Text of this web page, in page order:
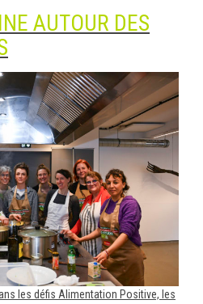
AUTOUR DES
les défis Alimentation Positive, les